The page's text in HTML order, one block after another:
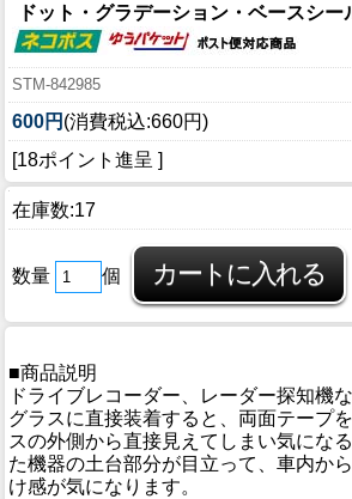
ドット・グラデーション・ベースシー
STM-842985
600円 (消費税込:660円)
[18ポイント進呈 ]
在庫数:17
数量 個
■商品説明
ドライブレコーダー、レーダー探知機
グラスに直接装着すると、両面テープ
スの外側から直接見えてしまい気にな
た機器の土台部分が目立って、車内か
け感が気になります。